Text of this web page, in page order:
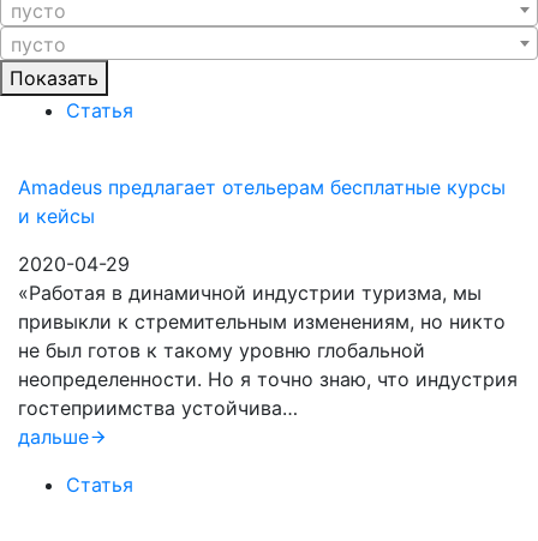
пусто
пусто
Показать
Статья
Amadeus предлагает отельерам бесплатные курсы
и кейсы
2020-04-29
«Работая в динамичной индустрии туризма, мы
привыкли к стремительным изменениям, но никто
не был готов к такому уровню глобальной
неопределенности. Но я точно знаю, что индустрия
гостеприимства устойчива…
дальше
Статья